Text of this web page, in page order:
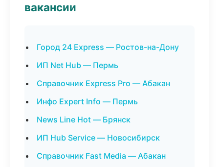
вакансии
Город 24 Express — Ростов-на-Дону
ИП Net Hub — Пермь
Справочник Express Pro — Абакан
Инфо Expert Info — Пермь
News Line Hot — Брянск
ИП Hub Service — Новосибирск
Справочник Fast Media — Абакан